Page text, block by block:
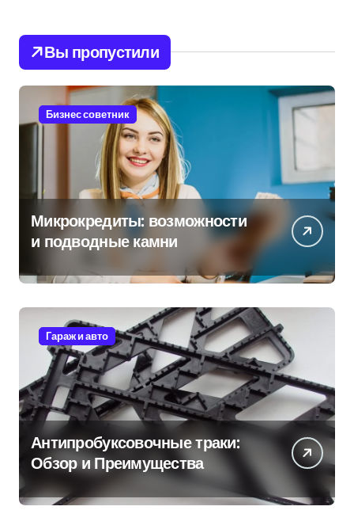
Вы пропустили
Бизнес советник
Микрокредиты: возможности
и подводные камни
Гараж и авто
Антипробуксовочные траки:
Обзор и Преимущества